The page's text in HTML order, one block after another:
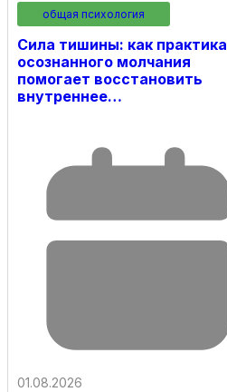
общая психология
Сила тишины: как практика
осознанного молчания
помогает восстановить
внутреннее…
01.08.2026